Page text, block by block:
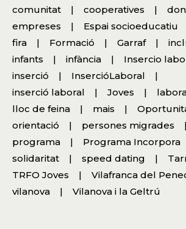
comunitat
cooperatives
empreses
Espai socioeducatiu
fira
Formació Garraf
infants
infància
Insercio
inserció
InsercióLaboral
inserció laboral
Joves
lloc de feina
mais
orientació
persones migrades
programa
Programa Incorpora
solidaritat
speed dating
TRFO Joves
Vilafranca del
vilanova
Vilanova i la Geltrú